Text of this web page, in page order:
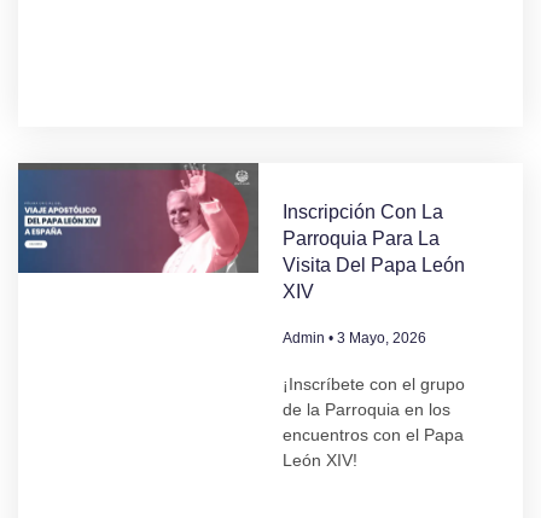
Inscripción Con La
Parroquia Para La
Visita Del Papa León
XIV
Admin 3 Mayo, 2026
¡Inscríbete con el grupo
de la Parroquia en los
encuentros con el Papa
León XIV!